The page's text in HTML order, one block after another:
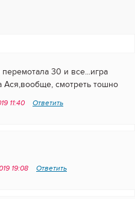
30 и все...игра
Ася,вообще, смотреть тошно
11:40 Ответить
19:08 Ответить